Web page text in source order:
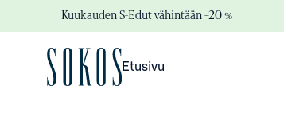
Kuukauden S-Edut vähintään –20 %
Etusivu